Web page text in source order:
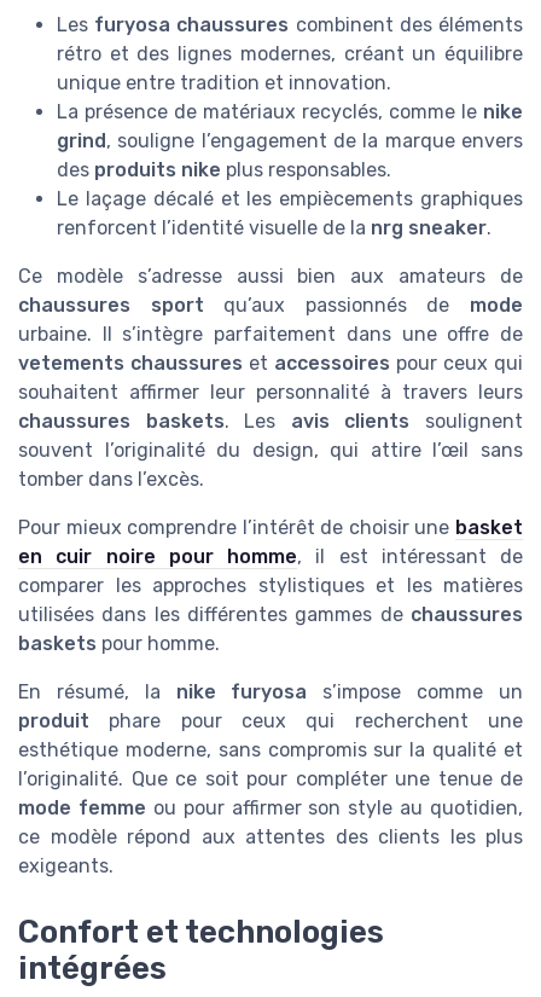
Les furyosa chaussures combinent des éléments
rétro et des lignes modernes, créant un équilibre
unique entre tradition et innovation.
La présence de matériaux recyclés, comme le nike
grind , souligne l’engagement de la marque envers
des produits nike plus responsables.
Le laçage décalé et les empiècements graphiques
renforcent l’identité visuelle de la nrg sneaker.
Ce modèle s’adresse aussi bien aux amateurs de
chaussures sport qu’aux passionnés de mode
urbaine. Il s’intègre parfaitement dans une offre de
vetements chaussures et accessoires pour ceux qui
souhaitent affirmer leur personnalité à travers leurs
chaussures baskets. Les avis clients soulignent
souvent l’originalité du design, qui attire l’œil sans
tomber dans l’excès.
Pour mieux comprendre l’intérêt de choisir une basket
en cuir noire pour homme, il est intéressant de
comparer les approches stylistiques et les matières
utilisées dans les différentes gammes de chaussures
baskets pour homme.
En résumé, la nike furyosa s’impose comme un
produit phare pour ceux qui recherchent une
esthétique moderne, sans compromis sur la qualité et
l’originalité. Que ce soit pour compléter une tenue de
mode femme ou pour affirmer son style au quotidien,
ce modèle répond aux attentes des clients les plus
exigeants.
Confort et technologies
intégrées